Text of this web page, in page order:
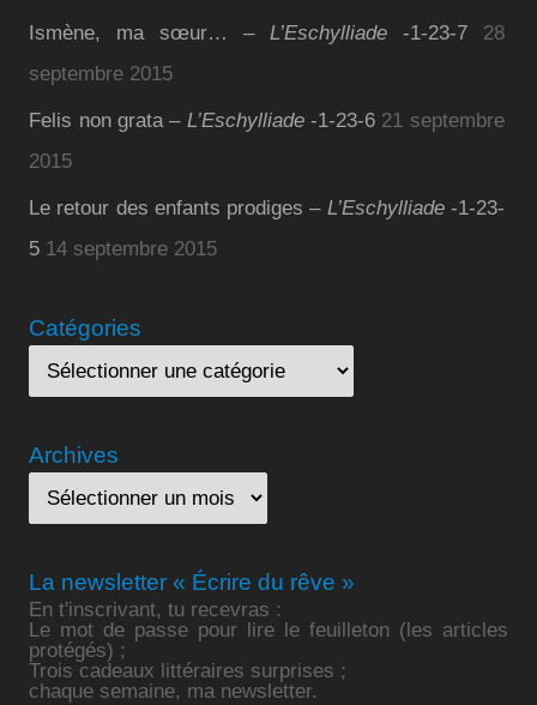
Ismène, ma sœur… – L’Eschylliade-1-23-7
28
septembre 2015
Felis non grata – L’Eschylliade-1-23-6 21 septembre
2015
Le retour des enfants prodiges – L’Eschylliade-1-23-
5 14 septembre 2015
Catégories
Archives
La newsletter « Écrire du rêve »
En t'inscrivant, tu recevras :
Le mot de passe pour lire le feuilleton (les articles
protégés) ;
Trois cadeaux littéraires surprises ;
chaque semaine, ma newsletter.